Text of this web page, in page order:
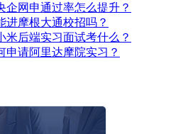
企网申通过率怎么提升？
进摩根大通校招吗？
米后端实习面试考什么？
申请阿里达摩院实习？